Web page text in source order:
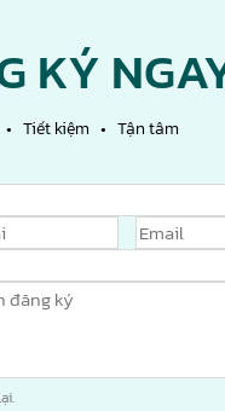
KÝ
• Tiết kiệm • Tận tâm